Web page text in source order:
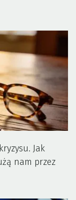
Jak
nam przez